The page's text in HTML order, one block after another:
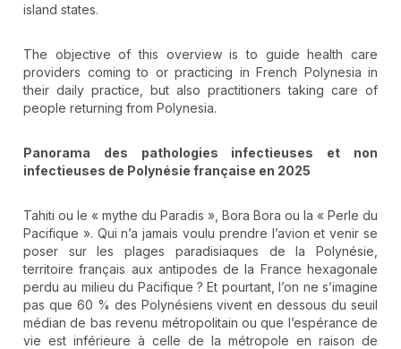
island states.
The objective of this overview is to guide health care
providers coming to or practicing in French Polynesia in
their daily practice, but also practitioners taking care of
people returning from Polynesia.
Panorama des pathologies infectieuses et non
infectieuses de Polynésie française en 2025
Tahiti ou le « mythe du Paradis », Bora Bora ou la « Perle du
Pacifique ». Qui n’a jamais voulu prendre l’avion et venir se
poser sur les plages paradisiaques de la Polynésie,
territoire français aux antipodes de la France hexagonale
perdu au milieu du Pacifique ? Et pourtant, l’on ne s’imagine
pas que 60 % des Polynésiens vivent en dessous du seuil
médian de bas revenu métropolitain ou que l’espérance de
vie est inférieure à celle de la métropole en raison de